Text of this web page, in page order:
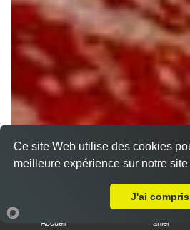
Accueil Panier
Ce site Web utilise des cookies
meilleure expérience sur notre
J'ai compris